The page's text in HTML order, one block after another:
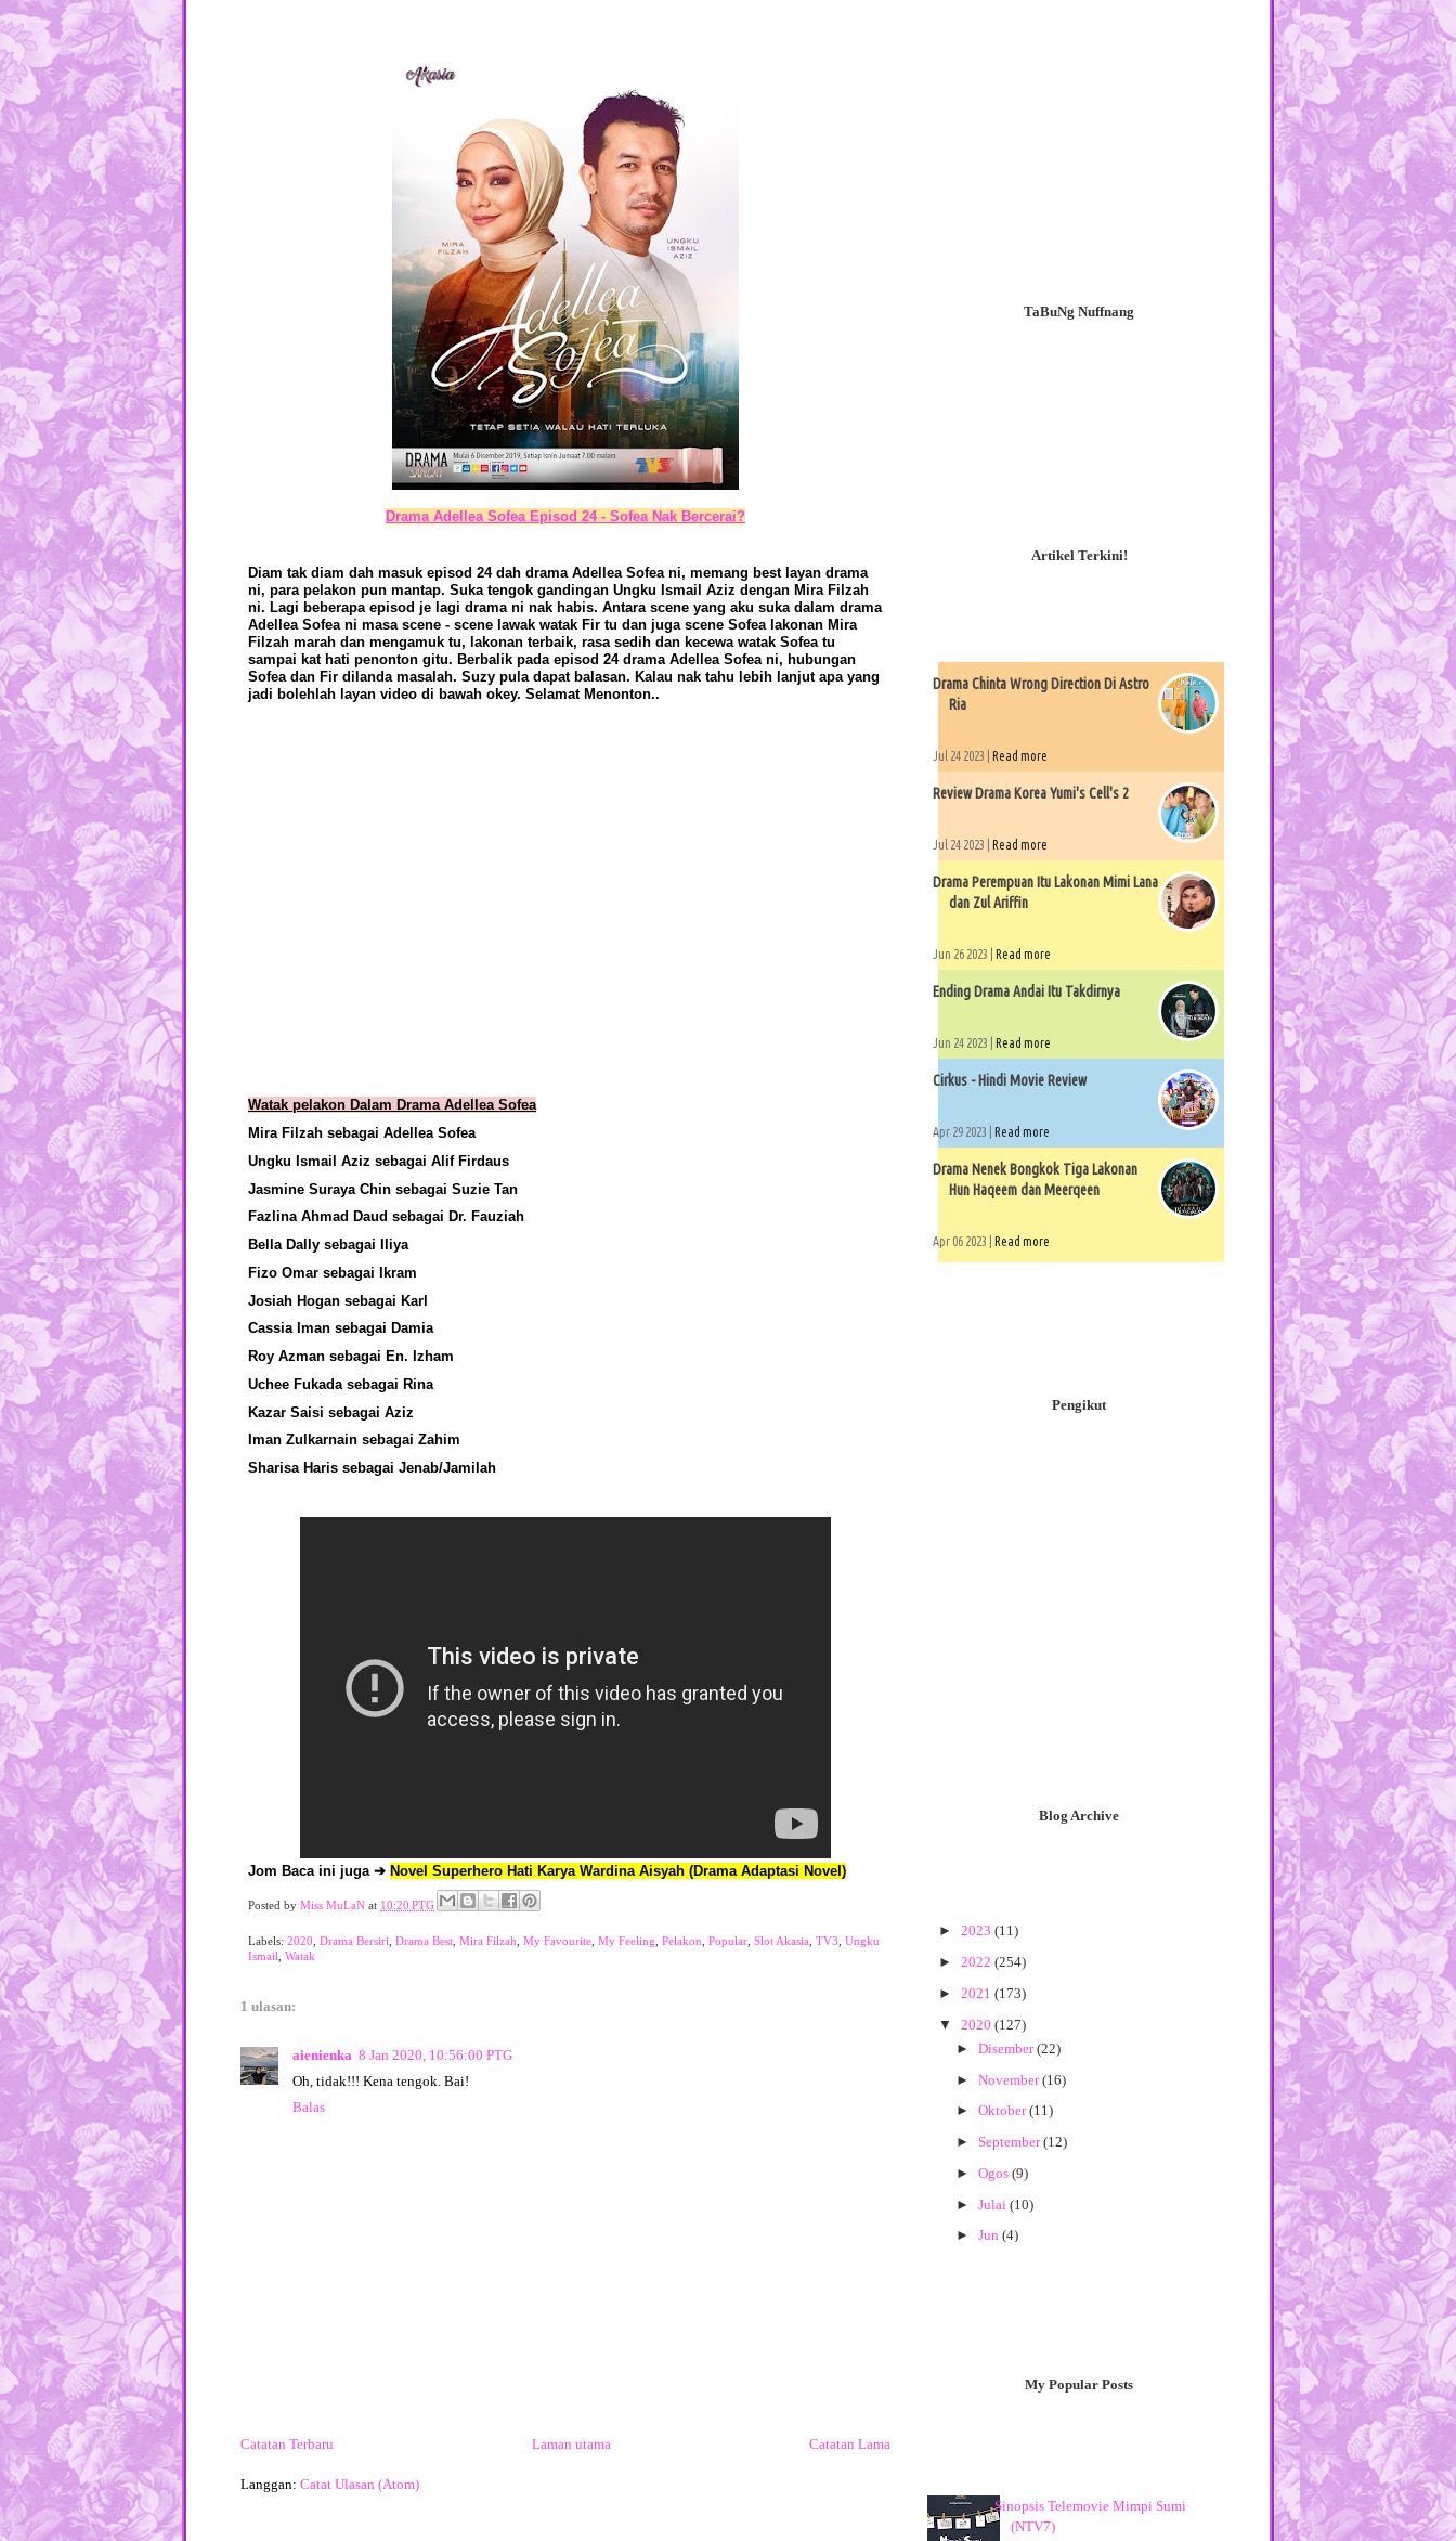
Drama Adellea Sofea Episod 24 - Sofea Nak Bercerai?
Diam tak diam dah masuk episod 24 dah drama Adellea Sofea ni, memang best layan drama
ni, para pelakon pun mantap. Suka tengok gandingan Ungku Ismail Aziz dengan Mira Filzah
ni. Lagi beberapa episod je lagi drama ni nak habis. Antara scene yang aku suka dalam drama
Adellea Sofea ni masa scene - scene lawak watak Fir tu dan juga scene Sofea lakonan Mira
Filzah marah dan mengamuk tu, lakonan terbaik, rasa sedih dan kecewa watak Sofea tu
sampai kat hati penonton gitu. Berbalik pada episod 24 drama Adellea Sofea ni, hubungan
Sofea dan Fir dilanda masalah. Suzy pula dapat balasan. Kalau nak tahu lebih lanjut apa yang
jadi bolehlah layan video di bawah okey. Selamat Menonton..
Watak pelakon Dalam Drama Adellea Sofea
Mira Filzah sebagai Adellea Sofea
Ungku Ismail Aziz sebagai Alif Firdaus
Jasmine Suraya Chin sebagai Suzie Tan
Fazlina Ahmad Daud sebagai Dr. Fauziah
Bella Dally sebagai Iliya
Fizo Omar sebagai Ikram
Josiah Hogan sebagai Karl
Cassia Iman sebagai Damia
Roy Azman sebagai En. Izham
Uchee Fukada sebagai Rina
Kazar Saisi sebagai Aziz
Iman Zulkarnain sebagai Zahim
Sharisa Haris sebagai Jenab/Jamilah
Jom Baca ini juga ➔ Novel Superhero Hati Karya Wardina Aisyah (Drama Adaptasi Novel)
Posted by Miss MuLaN at 10:20 PTG
Labels: 2020 Drama Bersiri Drama Best Mira Filzah My Favourite My Feeling Pelakon Popular Slot Akasia TV3 Ungku
Ismail
Watak
1 ulasan:
aienienka 8 Jan 2020, 10:56:00 PTG
Oh, tidak!!! Kena tengok. Bai!
Balas
Catatan Terbaru Catatan Lama
Laman utama
Langgan: Catat Ulasan (Atom)
TaBuNg Nuffnang
Artikel Terkini!
Drama Chinta Wrong Direction Di Astro
Ria
Jul 24 2023 | Read more
Review Drama Korea Yumi's Cell's 2
Jul 24 2023 | Read more
Drama Perempuan Itu Lakonan Mimi Lana
dan Zul Ariffin
Jun 26 2023 | Read more
Ending Drama Andai Itu Takdirnya
Jun 24 2023 | Read more
Cirkus - Hindi Movie Review
Apr 29 2023 | Read more
Drama Nenek Bongkok Tiga Lakonan
Hun Haqeem dan Meerqeen
Apr 06 2023 | Read more
Pengikut
Blog Archive
► 2023 (11)
► 2022 (254)
► 2021 (173)
▼ 2020 (127)
► Disember(22)
► November(16)
► Oktober(11)
► September(12)
► Ogos (9)
► Julai (10)
► Jun (4)
(18)
Cerekarama Sir Alvin TV3
Baca Online Novel Seadanya Aku Karya
My Popular Posts
Sinopsis Telemovie Mimpi Sumi
(NTV7)